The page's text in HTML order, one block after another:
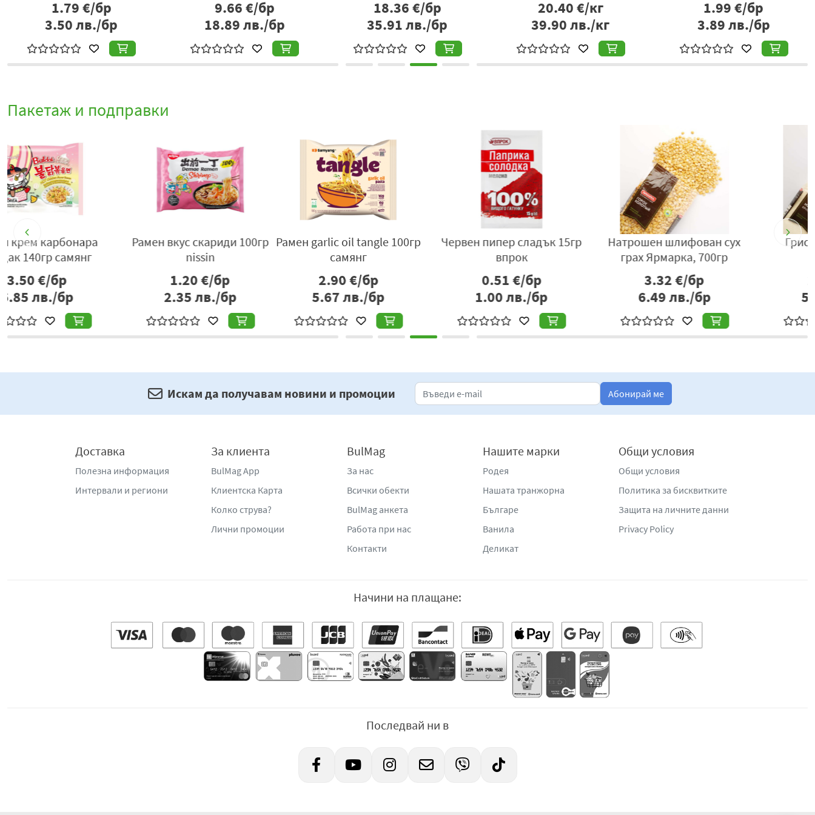
Берьозка Трейдинг ЕООД, село Бенковски, област Варна, България, тел: +359877666296,www.berezka.bg
1.79€/бр
3.50лв./бр
9.66€/бр
18.89лв./бр
18.36€/бр
35.91лв./бр
20.40€/кг
39.90лв./кг
1.99€/бр
3.89лв./бр
Пакетаж и подправки
Рамен garlic oil tangle 100гр
самянг
2.90
5.67лв./бр
Червен пипер сладък 15гр
0.51
1.00лв./бр
Натрошен шлифован сух
грах Ярмарка, 700гр
3.32
6.49
Грис Ярмарка 600гр
2.81
5.50
Зелена елда Bravolli 350гр
3.53
6.90
Искам да получавам новини и промоции Абонирай ме
Доставка
Полезна информация
Интервали и региони
За клиента
BulMag App
Клиентска Карта
Колко струва?
Лични промоции
BulMag
За нас
Всички обекти
BulMag анкета
Работа при нас
Контакти
Нашите марки
Родея
Нашата транжорна
Българе
Ванила
Деликат
Общи условия
Общи условия
Политика за бисквитките
Защита на личните данни
Privacy Policy
Начини на плащане:
Последвай ни в